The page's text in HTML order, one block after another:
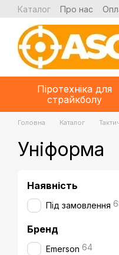
Перейти до основного
Каталог Про нас
Піротехніка для
страйкболу
Головна Каталог
Уніформа
Наявність
Під замовлення
Бренд
Emerson 64